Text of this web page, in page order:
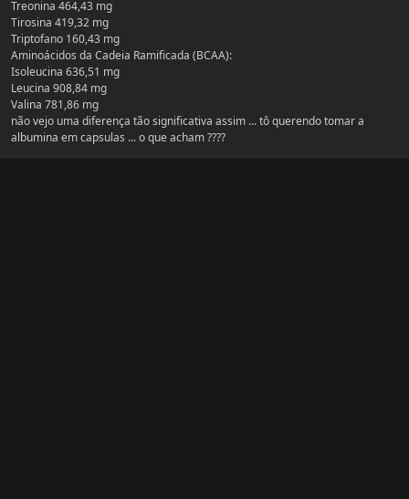
Treonina 464,43 mg
Tirosina 419,32 mg
Triptofano 160,43 mg
Aminoácidos da Cadeia Ramificada (BCAA):
Isoleucina 636,51 mg
Leucina 908,84 mg
Valina 781,86 mg
não vejo uma diferença tão significativa assim ... tô querendo tomar a
albumina em capsulas ... o que acham ????